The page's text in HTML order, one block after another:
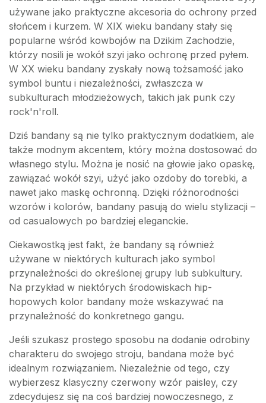
używane jako praktyczne akcesoria do ochrony przed
słońcem i kurzem. W XIX wieku bandany stały się
popularne wśród kowbojów na Dzikim Zachodzie,
którzy nosili je wokół szyi jako ochronę przed pyłem.
W XX wieku bandany zyskały nową tożsamość jako
symbol buntu i niezależności, zwłaszcza w
subkulturach młodzieżowych, takich jak punk czy
rock'n'roll.
Dziś bandany są nie tylko praktycznym dodatkiem, ale
także modnym akcentem, który można dostosować do
własnego stylu. Można je nosić na głowie jako opaskę,
zawiązać wokół szyi, użyć jako ozdoby do torebki, a
nawet jako maskę ochronną. Dzięki różnorodności
wzorów i kolorów, bandany pasują do wielu stylizacji –
od casualowych po bardziej eleganckie.
Ciekawostką jest fakt, że bandany są również
używane w niektórych kulturach jako symbol
przynależności do określonej grupy lub subkultury.
Na przykład w niektórych środowiskach hip-
hopowych kolor bandany może wskazywać na
przynależność do konkretnego gangu.
Jeśli szukasz prostego sposobu na dodanie odrobiny
charakteru do swojego stroju, bandana może być
idealnym rozwiązaniem. Niezależnie od tego, czy
wybierzesz klasyczny czerwony wzór paisley, czy
zdecydujesz się na coś bardziej nowoczesnego, z